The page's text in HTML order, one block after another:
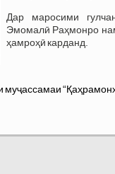
Дар маросими
Эмомалӣ Раҳмонро
ҳамроҳӣ карданд.